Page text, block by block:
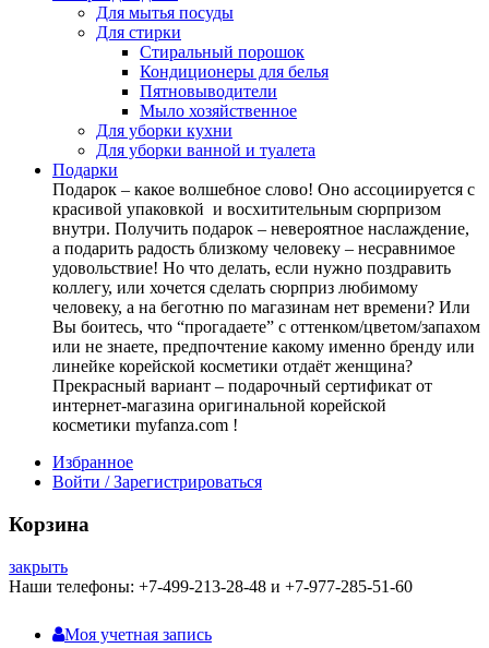
Для мытья посуды
Для стирки
Стиральный порошок
Кондиционеры для белья
Пятновыводители
Мыло хозяйственное
Для уборки кухни
Для уборки ванной и туалета
Подарки
Подарок – какое волшебное слово! Оно ассоциируется с
красивой упаковкой и восхитительным сюрпризом
внутри. Получить подарок – невероятное наслаждение,
а подарить радость близкому человеку – несравнимое
удовольствие! Но что делать, если нужно поздравить
коллегу, или хочется сделать сюрприз любимому
человеку, а на беготню по магазинам нет времени? Или
Вы боитесь, что “прогадаете” с оттенком/цветом/запахом
или не знаете, предпочтение какому именно бренду или
линейке корейской косметики отдаёт женщина?
Прекрасный вариант – подарочный сертификат от
интернет-магазина оригинальной корейской
косметики myfanza.com !
Избранное
Войти / Зарегистрироваться
Корзина
закрыть
Наши телефоны: +7-499-213-28-48 и +7-977-285-51-60
Моя учетная запись